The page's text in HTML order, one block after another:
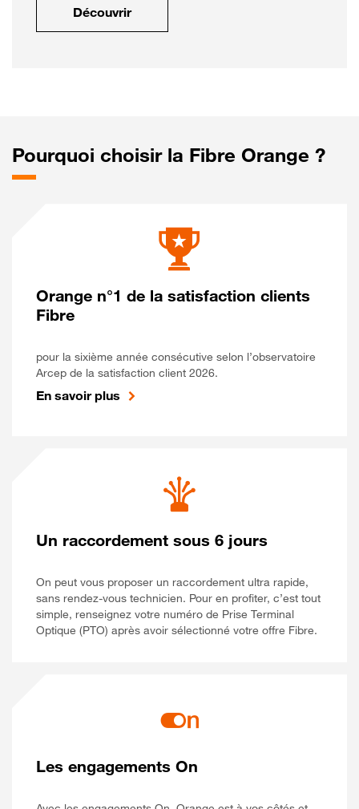
Découvrir
Pourquoi choisir la Fibre Orange ?
Orange n°1 de la satisfaction clients
Fibre
pour la sixième année consécutive selon l’observatoire
Arcep de la satisfaction client 2026.
En savoir plus
Un raccordement sous 6 jours
On peut vous proposer un raccordement ultra rapide,
sans rendez-vous technicien. Pour en profiter, c’est tout
simple, renseignez votre numéro de Prise Terminal
Optique (PTO) après avoir sélectionné votre offre Fibre.
Les engagements On